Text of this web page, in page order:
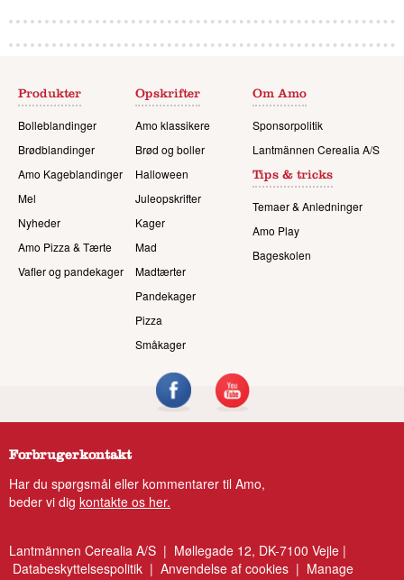
Produkter
Bolleblandinger
Brødblandinger
Amo Kageblandinger
Mel
Nyheder
Amo Pizza & Tærte
Vafler og pandekager
Opskrifter
Amo klassikere
Brød og boller
Halloween
Juleopskrifter
Kager
Mad
Madtærter
Pandekager
Pizza
Småkager
Om Amo
Sponsorpolitik
Lantmännen Cerealia A/S
Tips & tricks
Temaer & Anledninger
Amo Play
Bageskolen
Forbrugerkontakt
Har du spørgsmål eller kommentarer til Amo,
beder vi dig kontakte os her.
Lantmännen Cerealia A/S | Møllegade 12, DK-7100 Vejle |
Databeskyttelsespolitik | Anvendelse af cookies | Manage